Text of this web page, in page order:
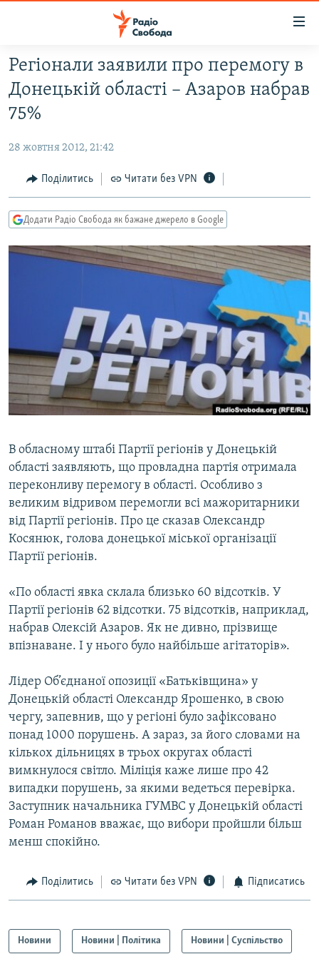
Перейти
до
основного
матеріалу
до
навігації
Перейти
до
РАДІО СВОБОДА – 70 РОКІВ
ВСЕ ЗА ДОБУ
ПОЛІТИКА
ЕКОНОМІКА
КУЛЬТУРА
СПОРТ
ВІЙНА
РОСІЙСЬКА «ФІЛЬТРАЦІЯ»
КРИМ.РЕАЛІЇ
ТИ ЯК?
КИТАЙ.ВИКЛИКИ
МУЛЬТИМЕДІА
ФОТО
СПЕЦПРОЄКТИ
ПОДКАСТИ
КРИМ РЕАЛІЇ
РУС
УКР
КТАТ
ДОЛУЧАЙСЯ!
Усі сайти RFE/RL
Регіонали заявили про перемогу в
Донецькій області – Азаров набрав
75%
28 жовтня 2012, 21:42
Поділитись Читати без VPN
Додати Радіо Свобода як бажане джерело в Google
В обласному штабі Партії регіонів у Донецькій
області заявляють, що провладна партія отримала
переконливу перемогу в області. Особливо з
великим відривом перемогли всі мажоритарники
від Партії регіонів. Про це сказав Олександр
Косянюк, голова донецької міської організації
Партії регіонів.
«По області явка склала близько 60 відсотків. У
Партії регіонів 62 відсотки. 75 відсотків, наприклад,
набрав Олексій Азаров. Як не дивно, прізвище
впізнаване. І у нього було найбільше агітаторів».
Лідер Об’єднаної опозиції «Батьківщина» у
Донецькій області Олександр Ярошенко, в свою
чергу, запевнив, що у регіоні було зафіксовано
понад 1000 порушень. А зараз, за його словами на
кількох дільницях в трьох округах області
вимкнулося світло. Міліція каже лише про 42
випадки порушень, за якими ведеться перевірка.
Заступник начальника ГУМВС у Донецькій області
Роман Романов вважає, що вибори пройшли більш
менш спокійно.
Поділитись Читати без VPN Підписатись
Новини Новини | Політика Новини | Суспільство